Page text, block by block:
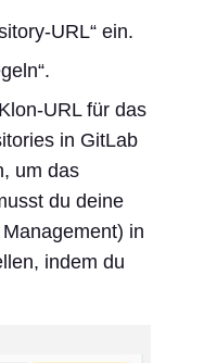
URL“ ein.
URL für das
in GitLab
um das
du deine
in
indem du